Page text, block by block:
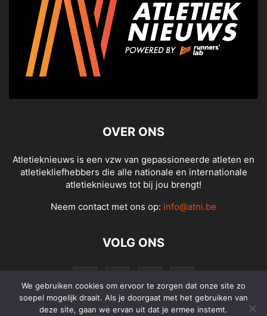
OVER ONS
Atletieknieuws is een vzw van gepassioneerde atleten en
atletiekliefhebbers die alle nationale en internationale
atletieknieuws tot bij jou brengt!
Neem contact met ons op: info@atni.be
VOLG ONS
We gebruiken cookies om ervoor te zorgen dat onze site zo
soepel mogelijk draait. Als je doorgaat met het gebruiken van
deze site, gaan we ervan uit dat je ermee instemt.